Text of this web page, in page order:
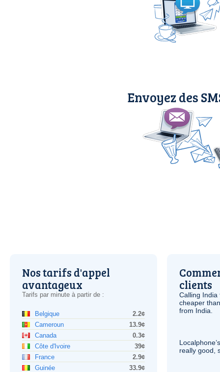
Envoyez des
Nos tarifs d'appel
avantageux
Tarifs par minute à partir de :
Belgique
2.2¢
Cameroun
13.9¢
Canada
0.3¢
Côte d'Ivoire
39¢
France
2.9¢
Guinée
33.9¢
clients
Calling
cheaper
from India.
really good,